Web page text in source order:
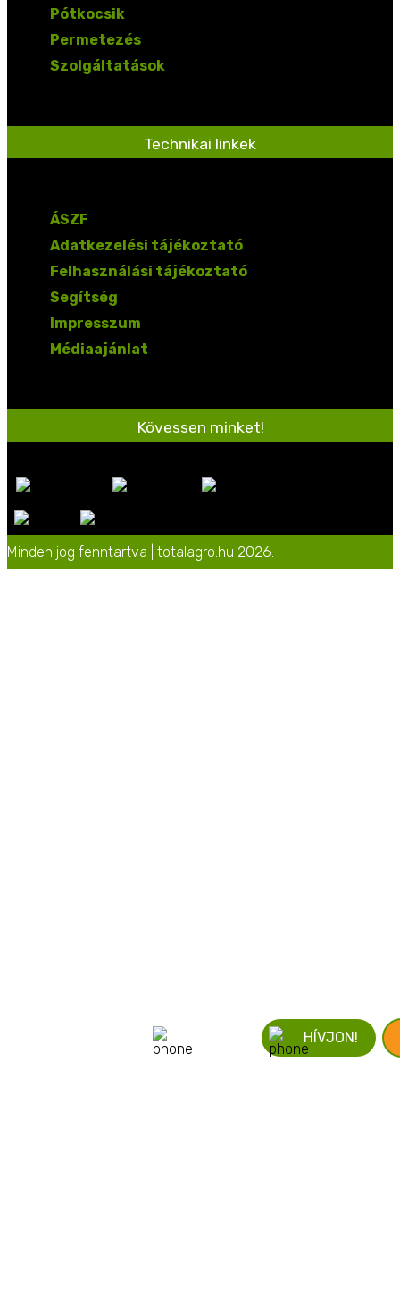
HÍVJON!
Pótkocsik
Permetezés
Szolgáltatások
Technikai linkek
ÁSZF
Adatkezelési tájékoztató
Felhasználási tájékoztató
Segítség
Impresszum
Médiaajánlat
Kövessen minket!
Minden jog fenntartva | totalagro.hu 2026.